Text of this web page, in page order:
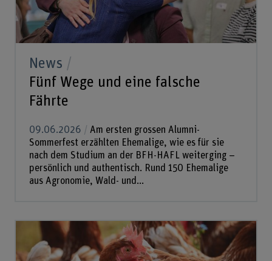
News
Fünf Wege und eine falsche
Fährte
09.06.2026
Am ersten grossen Alumni-
Sommerfest erzählten Ehemalige, wie es für sie
nach dem Studium an der BFH-HAFL weiterging –
persönlich und authentisch. Rund 150 Ehemalige
aus Agronomie, Wald- und...